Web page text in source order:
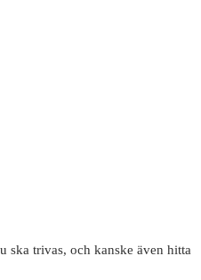
ska trivas, och kanske även hitta